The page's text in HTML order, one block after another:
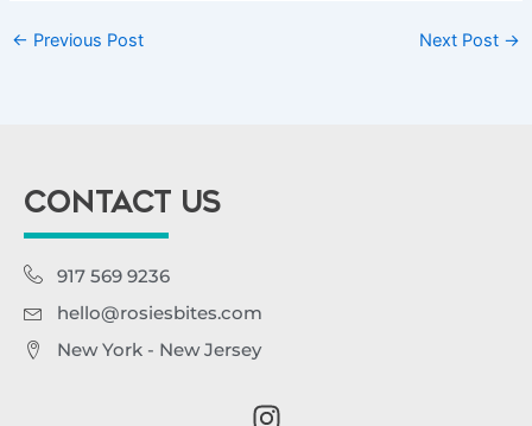
← Previous Post Next Post →
CONTACT US
917 569 9236
hello@rosiesbites.com
New York - New Jersey
I